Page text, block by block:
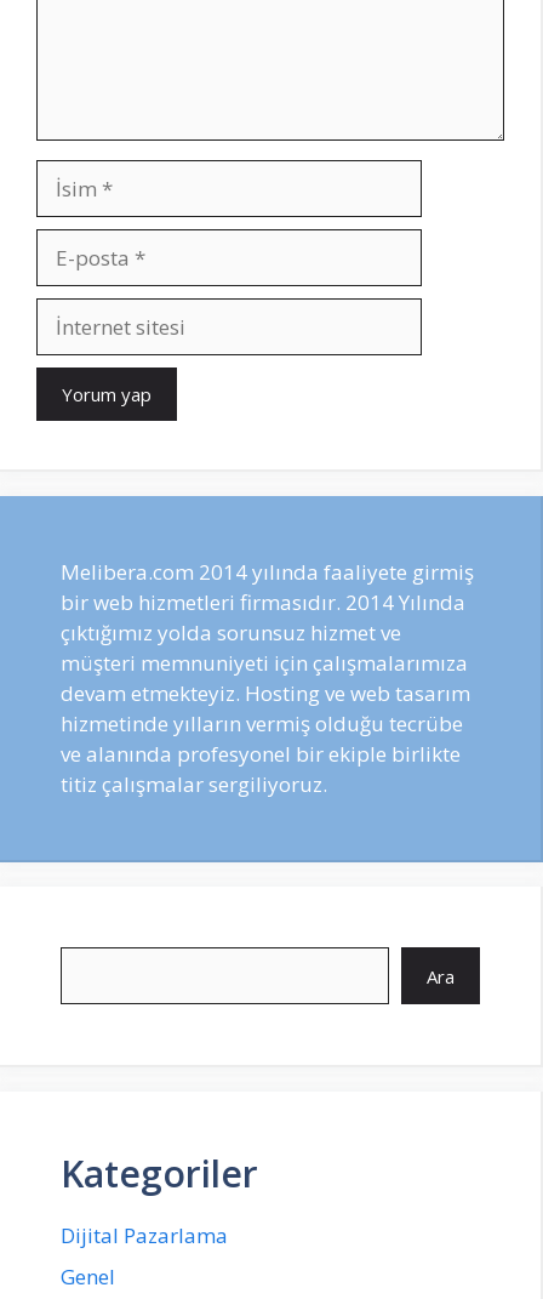
İsim
posta
İnternet
sitesi
Melibera.com 2014 yılında faaliyete girmiş
bir web hizmetleri firmasıdır. 2014 Yılında
çıktığımız yolda sorunsuz hizmet ve
müşteri memnuniyeti için çalışmalarımıza
devam etmekteyiz. Hosting ve web tasarım
hizmetinde yılların vermiş olduğu tecrübe
ve alanında profesyonel bir ekiple birlikte
titiz çalışmalar sergiliyoruz.
Ara
Kategoriler
Dijital Pazarlama
Genel